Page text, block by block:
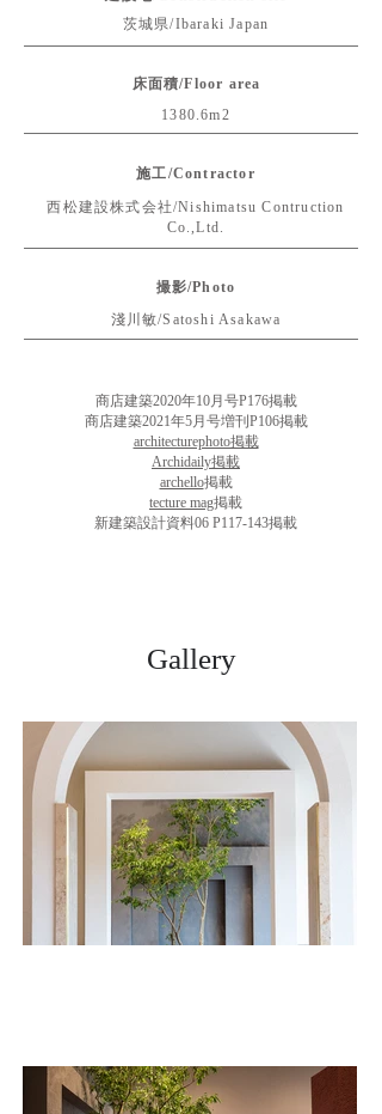
茨城県/Ibaraki Japan
床面積/Floor area
1380.6m2
施工/Contractor
西松建設株式会社/Nishimatsu Contruction
Co.,Ltd.
撮影/Photo
淺川敏/Satoshi Asakawa
商店建築2020年10月号P176掲載
商店建築2021年5月号増刊P106掲載
architecturephoto掲載
Archidaily掲載
archello掲載
tecture mag掲載
新建築設計資料06 P117-143掲載
Gallery